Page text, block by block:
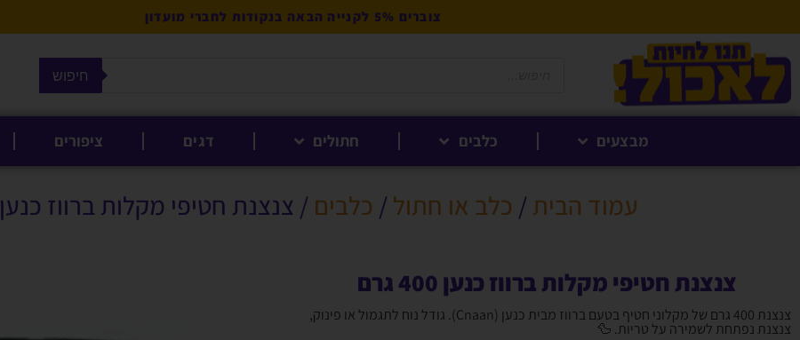
צוברים 5% לקנייה הבאה בנקודות לחברי מועדון
חיפוש
מבצעים כלבים חתולים דגים ציפורים
עמוד הבית / כלב או חתול / כלבים / צנצנת חטיפי מקלות ברווז כנען 400 גרם
צנצנת חטיפי מקלות ברווז כנען 400 גרם
צנצנת 400 גרם של מקלוני חטיף בטעם ברווז מבית כנען (Cnaan). גודל נוח לתגמול או פינוק,
צנצנת נפתחת לשמירה על טריות. 🦆